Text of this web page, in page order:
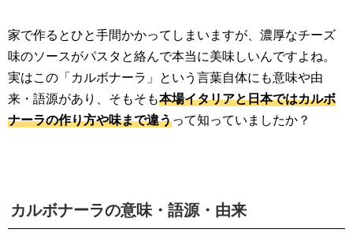
家で作るとひと手間かかってしまいますが、濃厚なチーズ
味のソースがパスタと絡んで本当に美味しいんですよね。
実はこの「カルボナーラ」という言葉自体にも意味や由
来・語源があり、そもそも本場イタリアと日本ではカルボ
ナーラの作り方や味まで違うって知っていましたか？
カルボナーラの意味・語源・由来